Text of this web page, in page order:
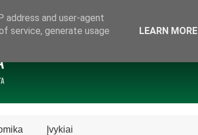
Įvykiai
address and user-agent
service, generate usage
LEARN MORE